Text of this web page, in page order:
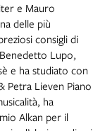
e Mauro
delle più
consigli di
Lupo,
e ha studiato con
Petra Lieven Piano
ha
Alkan per il